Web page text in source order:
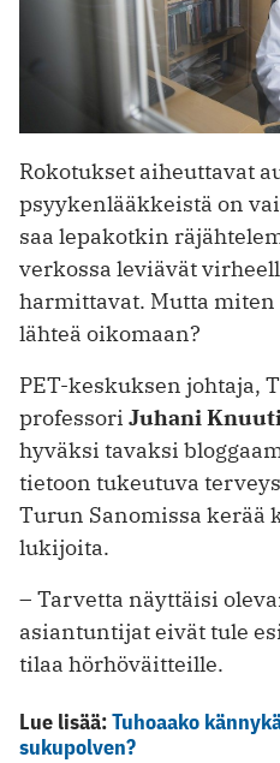
Rokotukset aiheuttavat
psyykenlääkkeistä on
saa lepakotkin
verkossa leviävät
harmittavat. Mutta
lähteä oikomaan?
PET-keskuksen johtaja,
professori Juhani
hyväksi tavaksi
tietoon tukeutuva
Turun Sanomissa kerää
lukijoita.
– Tarvetta näyttäisi
asiantuntijat eivät tule
tilaa hörhöväitteille.
Lue lisää:Tuhoaako
sukupolven?